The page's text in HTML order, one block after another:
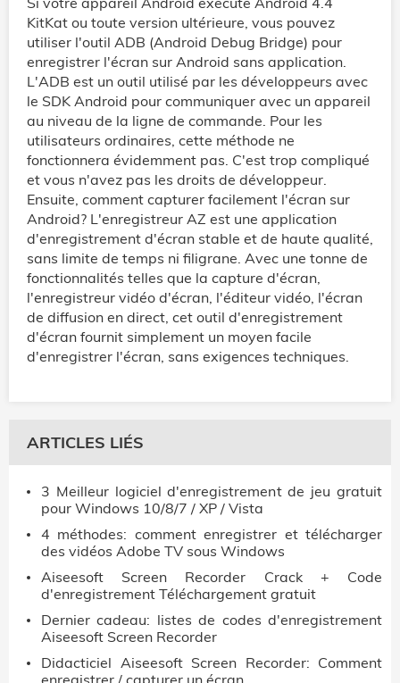
KitKat ou toute version ultérieure, vous pouvez
utiliser l'outil ADB (Android Debug Bridge) pour
enregistrer l'écran sur Android sans application.
L'ADB est un outil utilisé par les développeurs avec
le SDK Android pour communiquer avec un appareil
au niveau de la ligne de commande. Pour les
utilisateurs ordinaires, cette méthode ne
fonctionnera évidemment pas. C'est trop compliqué
et vous n'avez pas les droits de développeur.
Ensuite, comment capturer facilement l'écran sur
Android? L'enregistreur AZ est une application
d'enregistrement d'écran stable et de haute qualité,
sans limite de temps ni filigrane. Avec une tonne de
fonctionnalités telles que la capture d'écran,
l'enregistreur vidéo d'écran, l'éditeur vidéo, l'écran
de diffusion en direct, cet outil d'enregistrement
d'écran fournit simplement un moyen facile
d'enregistrer l'écran, sans exigences techniques.
ARTICLES LIÉS
3 Meilleur logiciel d'enregistrement de jeu gratuit
pour Windows 10/8/7 / XP / Vista
4 méthodes: comment enregistrer et télécharger
des vidéos Adobe TV sous Windows
Aiseesoft Screen Recorder Crack + Code
d'enregistrement Téléchargement gratuit
Dernier cadeau: listes de codes d'enregistrement
Aiseesoft Screen Recorder
Didacticiel Aiseesoft Screen Recorder: Comment
enregistrer / capturer un écran